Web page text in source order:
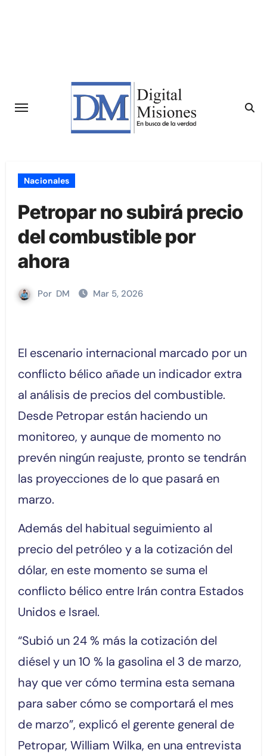
Nacionales
Petropar no subirá precio
del combustible por
ahora
Por DM Mar 5, 2026
El escenario internacional marcado por un
conflicto bélico añade un indicador extra
al análisis de precios del combustible.
Desde Petropar están haciendo un
monitoreo, y aunque de momento no
prevén ningún reajuste, pronto se tendrán
las proyecciones de lo que pasará en
marzo.
Además del habitual seguimiento al
precio del petróleo y a la cotización del
dólar, en este momento se suma el
conflicto bélico entre Irán contra Estados
Unidos e Israel.
“Subió un 24 % más la cotización del
diésel y un 10 % la gasolina el 3 de marzo,
hay que ver cómo termina esta semana
para saber cómo se comportará el mes
de marzo”, explicó el gerente general de
Petropar, William Wilka, en una entrevista